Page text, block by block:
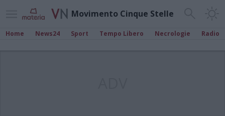
Movimento Cinque Stelle
Home News24 Sport Tempo Libero Necrologie Radio